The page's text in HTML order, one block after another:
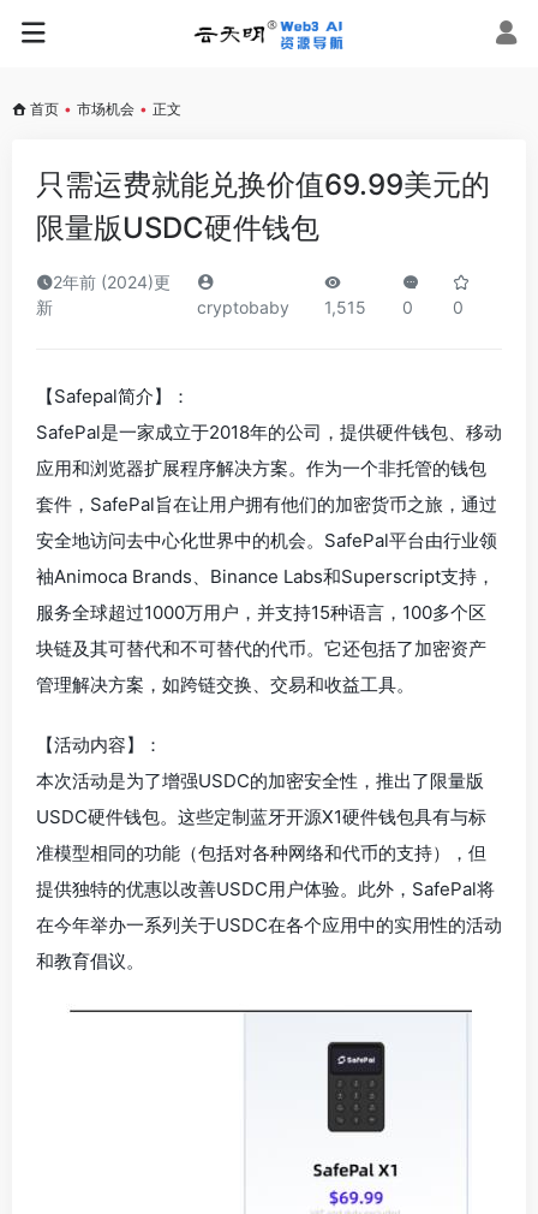
首页 • 市场机会 • 正文
只需运费就能兑换价值69.99美元的
限量版USDC硬件钱包
2年前 (2024)更
新
cryptobaby 1,515 0 0
【Safepal简介】：
SafePal是一家成立于2018年的公司，提供硬件钱包、移动
应用和浏览器扩展程序解决方案。作为一个非托管的钱包
套件，SafePal旨在让用户拥有他们的加密货币之旅，通过
安全地访问去中心化世界中的机会。SafePal平台由行业领
袖Animoca Brands、Binance Labs和Superscript支持，
服务全球超过1000万用户，并支持15种语言，100多个区
块链及其可替代和不可替代的代币。它还包括了加密资产
管理解决方案，如跨链交换、交易和收益工具。
【活动内容】：
本次活动是为了增强USDC的加密安全性，推出了限量版
USDC硬件钱包。这些定制蓝牙开源X1硬件钱包具有与标
准模型相同的功能（包括对各种网络和代币的支持），但
提供独特的优惠以改善USDC用户体验。此外，SafePal将
在今年举办一系列关于USDC在各个应用中的实用性的活动
和教育倡议。